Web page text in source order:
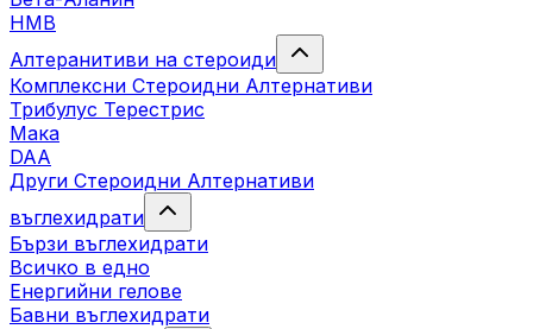
HMB
Алтеранитиви на стероиди
Комплексни Стероидни Алтернативи
Трибулус Терестрис
Maка
DAA
Други Стероидни Алтернативи
въглехидрати
Бързи въглехидрати
Всичко в едно
Енергийни гелове
Бавни въглехидрати